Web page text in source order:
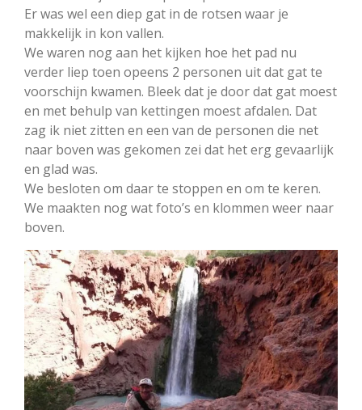
Er was wel een diep gat in de rotsen waar je
makkelijk in kon vallen.
We waren nog aan het kijken hoe het pad nu
verder liep toen opeens 2 personen uit dat gat te
voorschijn kwamen. Bleek dat je door dat gat moest
en met behulp van kettingen moest afdalen. Dat
zag ik niet zitten en een van de personen die net
naar boven was gekomen zei dat het erg gevaarlijk
en glad was.
We besloten om daar te stoppen en om te keren.
We maakten nog wat foto’s en klommen weer naar
boven.